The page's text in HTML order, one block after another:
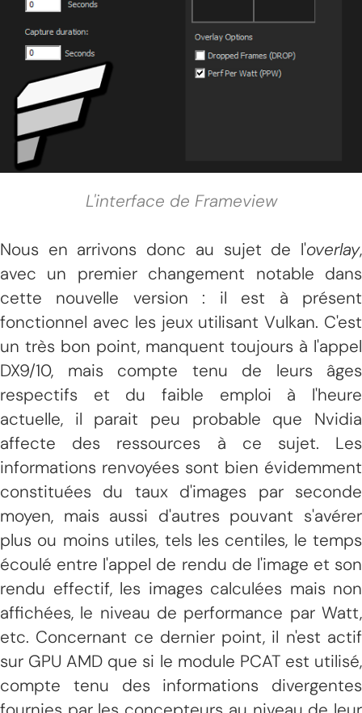
L'interface de Frameview
Nous en arrivons donc au sujet de l'overlay,
avec un premier changement notable dans
cette nouvelle version : il est à présent
fonctionnel avec les jeux utilisant Vulkan. C'est
un très bon point, manquent toujours à l'appel
DX9/10, mais compte tenu de leurs âges
respectifs et du faible emploi à l'heure
actuelle, il parait peu probable que Nvidia
affecte des ressources à ce sujet. Les
informations renvoyées sont bien évidemment
constituées du taux d'images par seconde
moyen, mais aussi d'autres pouvant s'avérer
plus ou moins utiles, tels les centiles, le temps
écoulé entre l'appel de rendu de l'image et son
rendu effectif, les images calculées mais non
affichées, le niveau de performance par Watt,
etc. Concernant ce dernier point, il n'est actif
sur GPU AMD que si le module PCAT est utilisé,
compte tenu des informations divergentes